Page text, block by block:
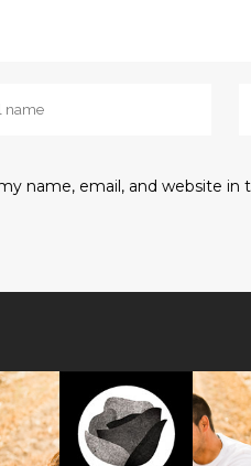
name, email, and website